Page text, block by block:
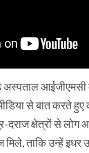
आईजीएमसी को
से बात करते
दराज क्षेत्रों से
मिले, ताकि उन्हें